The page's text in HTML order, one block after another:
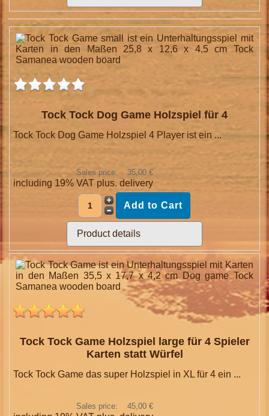
Tock Tock Dog Game Holzspiel für 4
Tock Tock Dog Game Holzspiel 4 Player ist ein ...
Sales price: 35,00 €
including 19% VAT plus.delivery
Product details
Tock Tock Game Holzspiel large für 4 Spieler
Karten statt Würfel
Tock Tock Game das super Holzspiel in XL für 4 ein ...
Sales price: 45,00 €